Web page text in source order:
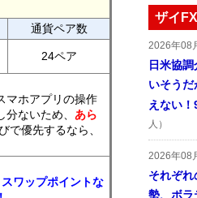
通貨ペア数
24ペア
マホアプリの操作
ないため、 あら
で優先するなら、
ワップポイントな
ザイ
2026年08
日米協
いそう
えない
人）
2026年08
それぞ
勢、ボラ